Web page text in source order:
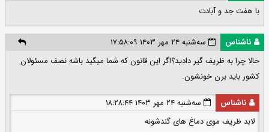
با هفت جد و آبادت
ناشناس
سه‌شنبه ۲۴ مهر ۱۴۰۳ ۱۷:۵۸:۰۹
حالا چرا به ظریف گیر دادید؟اگر این قانون که شما میگید باشه نصف مسئولان
کشور باید برن خونشون.
ناشناس
سه‌شنبه ۲۴ مهر ۱۴۰۳ ۱۸:۲۸:۴۴
لابد ظریف موی دماغ های گندشونه